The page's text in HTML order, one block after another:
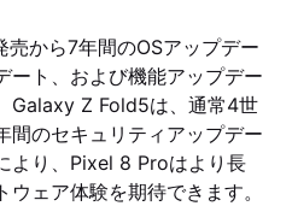
から7年間のOSアップデー
ート、および機能アップデー
Galaxy Z Fold5は、通常4世
間のセキュリティアップデー
より、Pixel 8 Proはより長
ェア体験を期待できます。